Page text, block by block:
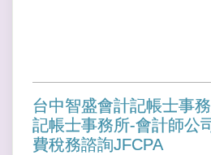
台中智盛會計記帳士事
記帳士事務所-會計師公
費稅務諮詢JFCPA